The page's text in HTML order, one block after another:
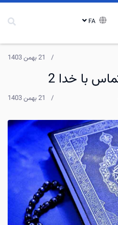
21 بهمن 1403
با خدا 2
21 بهمن 1403